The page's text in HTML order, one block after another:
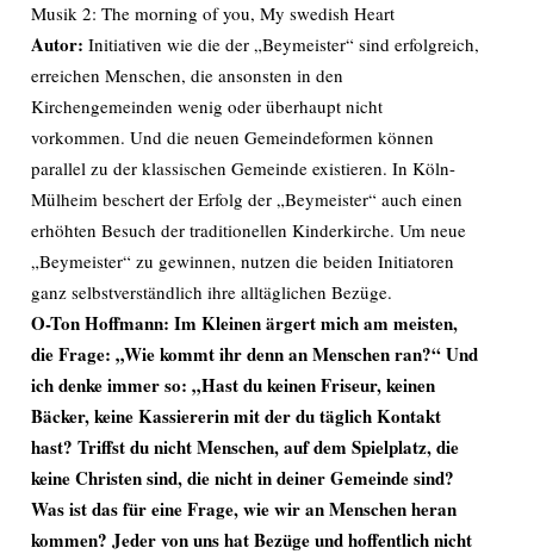
Musik 2: The morning of you, My swedish Heart
Autor: Initiativen wie die der „Beymeister“ sind erfolgreich,
erreichen Menschen, die ansonsten in den
Kirchengemeinden wenig oder überhaupt nicht
vorkommen. Und die neuen Gemeindeformen können
parallel zu der klassischen Gemeinde existieren. In Köln-
Mülheim beschert der Erfolg der „Beymeister“ auch einen
erhöhten Besuch der traditionellen Kinderkirche. Um neue
„Beymeister“ zu gewinnen, nutzen die beiden Initiatoren
ganz selbstverständlich ihre alltäglichen Bezüge.
O-Ton Hoffmann: Im Kleinen ärgert mich am meisten,
die Frage: „Wie kommt ihr denn an Menschen ran?“ Und
ich denke immer so: „Hast du keinen Friseur, keinen
Bäcker, keine Kassiererin mit der du täglich Kontakt
hast? Triffst du nicht Menschen, auf dem Spielplatz, die
keine Christen sind, die nicht in deiner Gemeinde sind?
Was ist das für eine Frage, wie wir an Menschen heran
kommen? Jeder von uns hat Bezüge und hoffentlich nicht